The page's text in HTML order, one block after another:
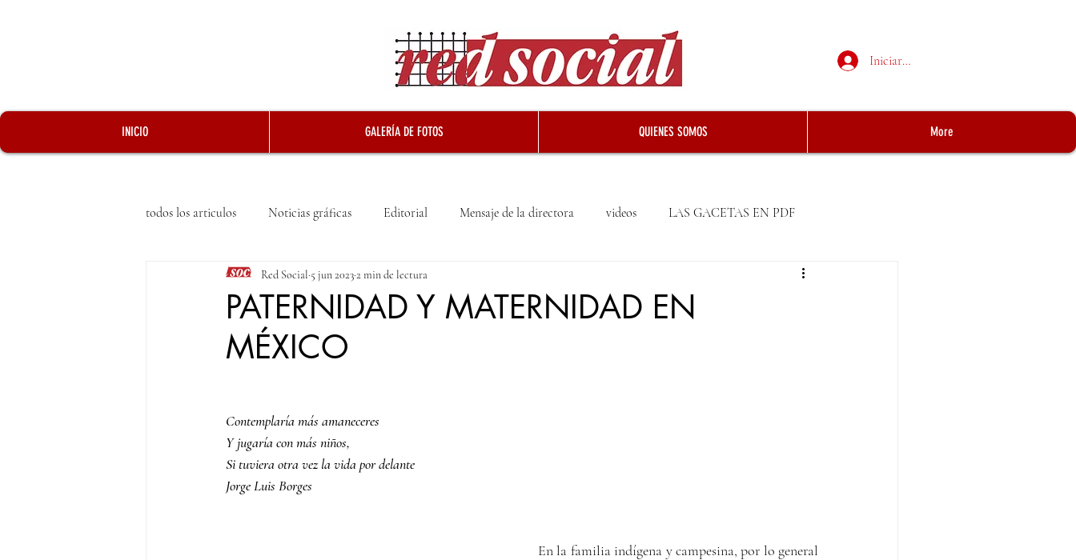
Iniciar sesión
INICIO GALERÍA DE FOTOS QUIENES SOMOS More
todos los articulos Noticias gráficas Editorial Mensaje de la directora videos LAS GACETAS EN PDF
PATERNIDAD Y MATERNIDAD EN
MÉXICO
Red Social 5 jun 20232 min de lectura
Contemplaría más amaneceres
Y jugaría con más niños,
Si tuviera otra vez la vida por delante
Jorge Luis Borges
En la familia indígena y campesina, por lo general